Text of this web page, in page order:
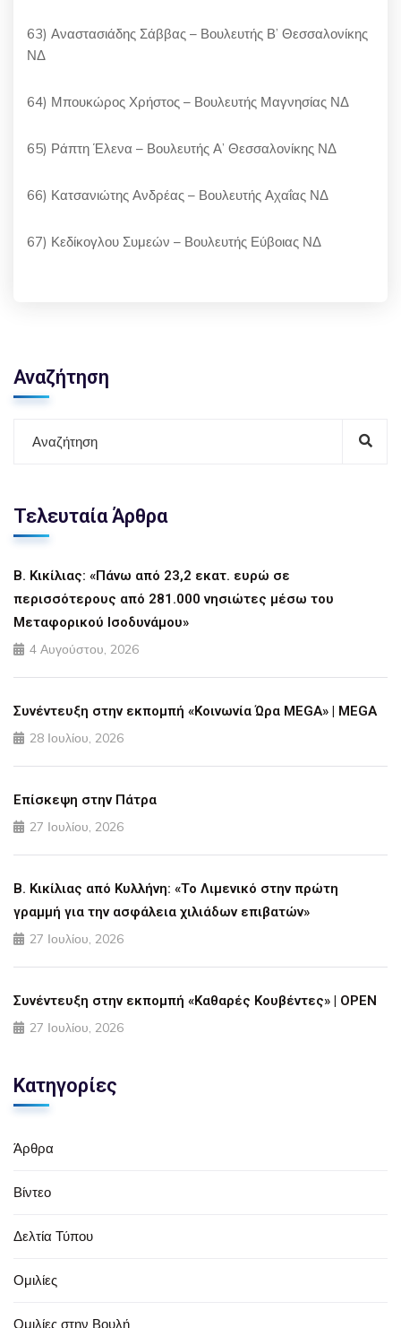
63) Αναστασιάδης Σάββας – Βουλευτής Β’ Θεσσαλονίκης
ΝΔ
64) Μπουκώρος Χρήστος – Βουλευτής Μαγνησίας ΝΔ
65) Ράπτη Έλενα – Βουλευτής Α’ Θεσσαλονίκης ΝΔ
66) Κατσανιώτης Ανδρέας – Βουλευτής Αχαΐας ΝΔ
67) Κεδίκογλου Συμεών – Βουλευτής Εύβοιας ΝΔ
Αναζήτηση
Τελευταία Άρθρα
Β. Κικίλιας: «Πάνω από 23,2 εκατ. ευρώ σε
περισσότερους από 281.000 νησιώτες μέσω του
Μεταφορικού Ισοδυνάμου»
4 Αυγούστου, 2026
Συνέντευξη στην εκπομπή «Κοινωνία Ώρα MEGA» | MEGA
28 Ιουλίου, 2026
Επίσκεψη στην Πάτρα
27 Ιουλίου, 2026
Β. Κικίλιας από Κυλλήνη: «Το Λιμενικό στην πρώτη
γραμμή για την ασφάλεια χιλιάδων επιβατών»
27 Ιουλίου, 2026
Συνέντευξη στην εκπομπή «Καθαρές Κουβέντες» | OPEN
27 Ιουλίου, 2026
Κατηγορίες
Άρθρα
Βίντεο
Δελτία Τύπου
Ομιλίες
Ομιλίες στην Βουλή